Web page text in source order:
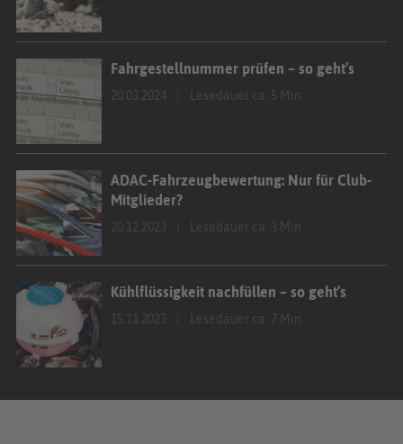
Fahrgestellnummer prüfen – so geht’s
20.03.2024 Lesedauer ca. 5 Min
ADAC-Fahrzeugbewertung: Nur für Club-
Mitglieder?
20.12.2023 Lesedauer ca. 3 Min
Kühlflüssigkeit nachfüllen – so geht’s
15.11.2023 Lesedauer ca. 7 Min